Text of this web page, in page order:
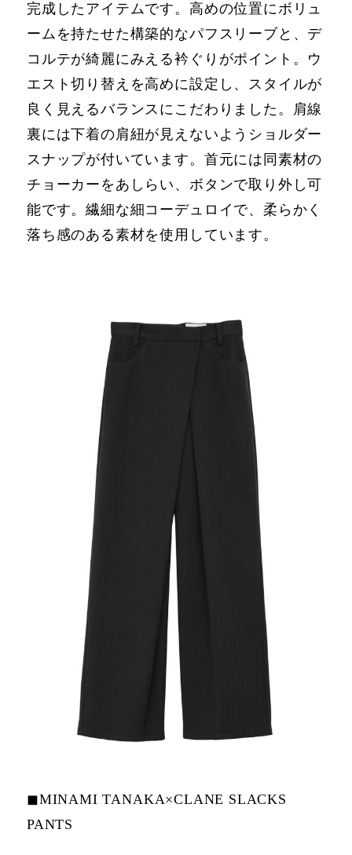
完成したアイテムです。⾼めの位置にボリュ
ームを持たせた構築的なパフスリーブと、デ
コルテが綺麗にみえる衿ぐりがポイント。ウ
エスト切り替えを⾼めに設定し、スタイルが
良く⾒えるバランスにこだわりました。肩線
裏には下着の肩紐が⾒えないようショルダー
スナップが付いています。⾸元には同素材の
チョーカーをあしらい、ボタンで取り外し可
能です。繊細な細コーデュロイで、柔らかく
落ち感のある素材を使⽤しています。
◼MINAMI TANAKA×CLANE SLACKS
PANTS